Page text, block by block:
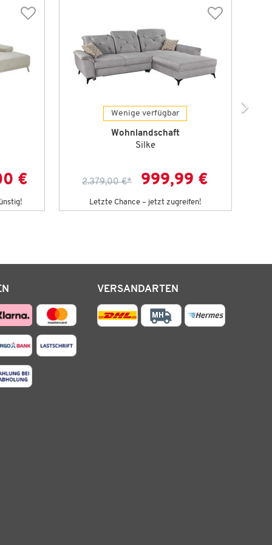
€
Wenige verfügbar
Wohnlandschaft
Silke
2.379,00 €* 999,99 €
Letzte Chance – jetzt zugreifen!
VERSANDARTEN